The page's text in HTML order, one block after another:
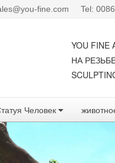
fine.com Tel:
YOU
НА
Человек